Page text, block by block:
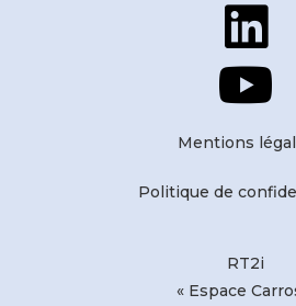
Mentions
Politique de
RT2i
« Espace